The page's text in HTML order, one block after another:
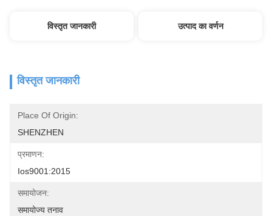
विस्तृत जानकारी उत्पाद का वर्णन
विस्तृत जानकारी
Place Of Origin:
SHENZHEN
प्रमाणन:
Ios9001:2015
समायोजन:
समायोज्य तनाव